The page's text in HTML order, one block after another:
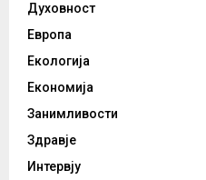
Духовност
Европа
Екологија
Економија
Занимливости
Здравје
Интервју